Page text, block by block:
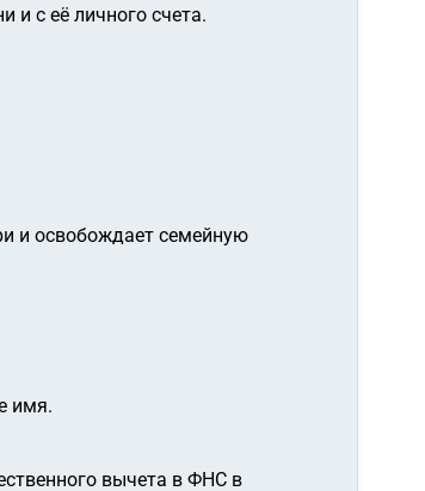
и с её личного счета.
и освобождает семейную
имя.
вычета в ФНС в